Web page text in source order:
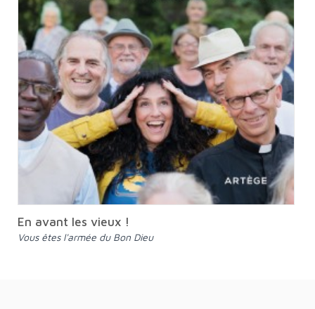
En avant les vieux !
Vous êtes l'armée du Bon Dieu